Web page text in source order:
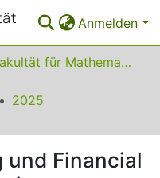
Anmelden
01 Fakultät für Mathematik
2025
und Financial